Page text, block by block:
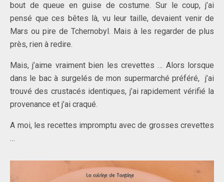
bout de queue en guise de costume. Sur le coup, j’ai
pensé que ces bêtes là, vu leur taille, devaient venir de
Mars ou pire de Tchernobyl. Mais à les regarder de plus
près, rien à redire.
Mais, j’aime vraiment bien les crevettes … Alors lorsque
dans le bac à surgelés de mon supermarché préféré, j’ai
trouvé des crustacés identiques, j’ai rapidement vérifié la
provenance et j’ai craqué.
A moi, les recettes impromptu avec de grosses crevettes
…